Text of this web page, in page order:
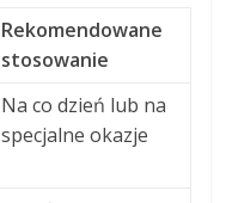
Rekomendowane
stosowanie
Na co dzień lub na
specjalne okazje